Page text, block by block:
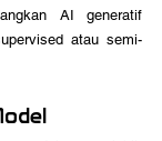
AI generatif
atau semi-